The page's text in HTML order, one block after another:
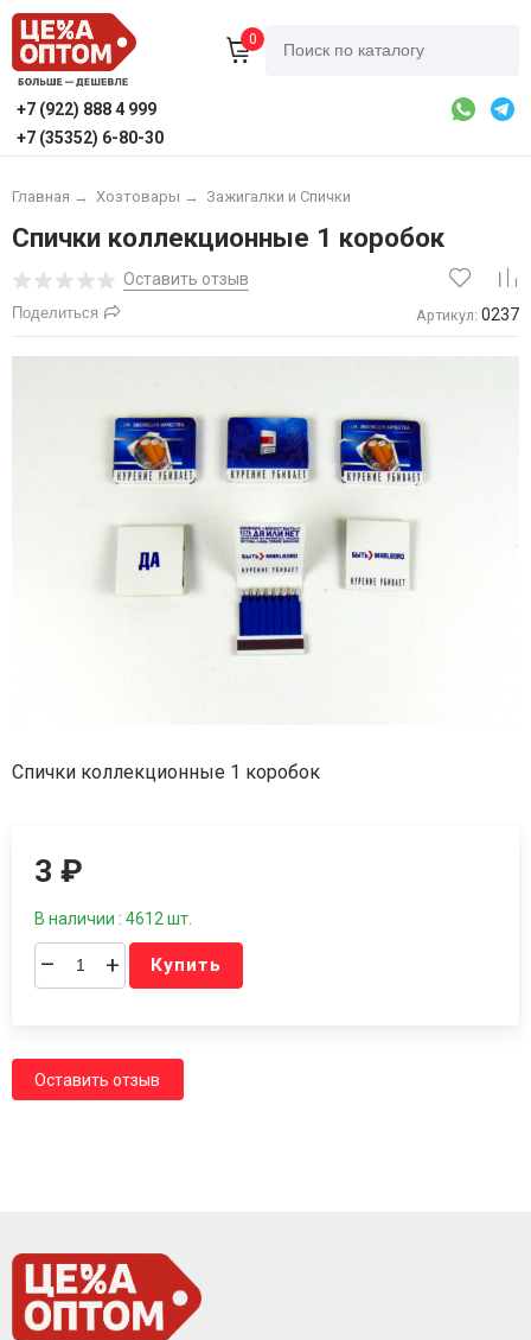
0
+7 (922) 888 4 999
+7 (35352) 6-80-30
Главная → Хозтовары → Зажигалки и Спички
Спички коллекционные 1 коробок
Оставить отзыв
Поделиться Артикул: 0237
Спички коллекционные 1 коробок
3₽
В наличии : 4612 шт.
– + Купить
Оставить отзыв